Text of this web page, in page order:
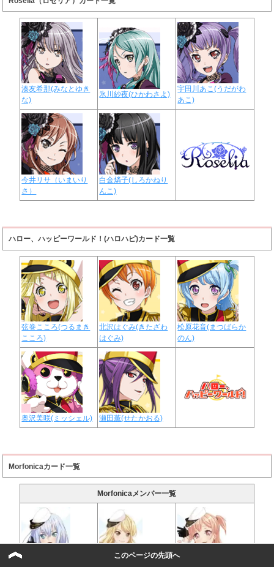
湊友希那(みなとゆき
な)
氷川紗夜(ひかわさよ)
宇田川あこ(うだがわ
あこ)
今井リサ（いまいり
さ）
白金燐子(しろかねり
んこ)
ハロー、ハッピーワールド！(ハロハピ)カード一覧
弦巻こころ(つるまき
こころ)
北沢はぐみ(きたざわ
はぐみ)
松原花音(まつばらか
のん)
奥沢美咲(ミッシェル) 瀬田薫(せたかおる)
Morfonicaカード一覧
Morfonicaメンバー一覧
倉田ましろ 桐ヶ谷透子(Gt.)
このページの先頭へ